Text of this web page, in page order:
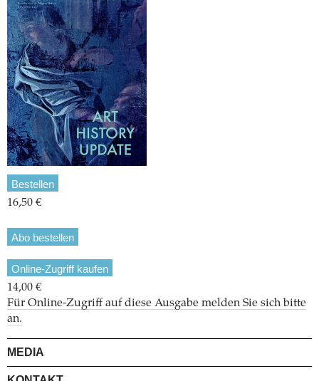
Bestellen
16,50 €
Abo bestellen
Online-Zugriff kaufen
14,00 €
Für Online-Zugriff auf diese Ausgabe melden Sie sich bitte
an.
MEDIA